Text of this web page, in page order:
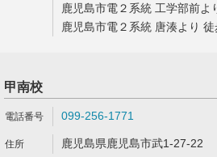
鹿児島市電２系統 工学部前よ
鹿児島市電２系統 唐湊より
甲南校
099-256-1771
鹿児島県鹿児島市武1-27-22